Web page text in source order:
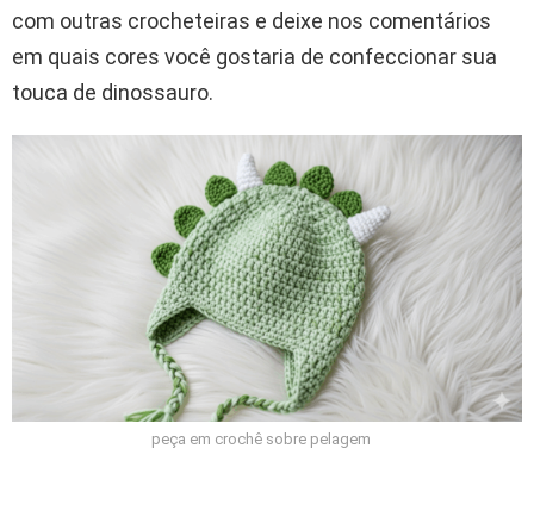
com outras crocheteiras e deixe nos comentários
em quais cores você gostaria de confeccionar sua
touca de dinossauro.
peça em crochê sobre pelagem